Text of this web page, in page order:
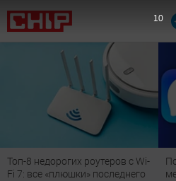
Подпишись на наш канал в
мессенджере МАХ
9